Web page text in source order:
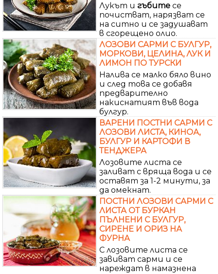
Лукът и гъбите се
почистват, нарязват се
на ситно и се задушават
в сгорещено олио.
ЛОЗОВИ САРМИ С БУЛГУР,
МОРКОВИ, ЦЕЛИНА, ЛУК И
ЛИМОН ПО ТУРСКИ
Налива се малко бяло вино
и след това се добавя
предварително
накиснатият във вода
булгур.
ВАРЕНИ ПОСТНИ САРМИ С
ЛОЗОВИ ЛИСТА, КИНОА,
БУЛГУР И КАРТОФИ В
ТЕНДЖЕРА
Лозовите листа се
заливат с вряща вода и се
оставят за 1-2 минути, за
да омекнат.
ПОСТНИ ЛОЗОВИ САРМИ С
ЛИСТА ОТ БУРКАН
ПЪЛНЕНИ С БУЛГУР,
СИРЕНЕ И ОРИЗ НА
ФУРНА
С лозовите листа се
завиват сарми и се
нареждат в намазнена